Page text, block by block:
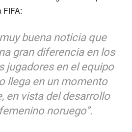
FIFA:
buena noticia que
gran diferencia en los
jugadores en el equipo
llega en un momento
en vista del desarrollo
noruego”.